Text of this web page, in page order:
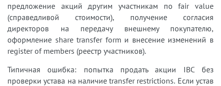
предложение акций другим участникам по fair value
(справедливой стоимости), получение согласия
директоров на передачу внешнему покупателю,
оформление share transfer form и внесение изменений в
register of members (реестр участников).
Типичная ошибка: попытка продать акции IBC без
проверки устава на наличие transfer restrictions. Если устав